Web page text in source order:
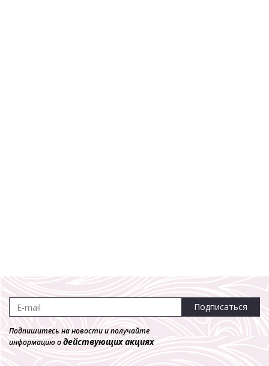
Подписаться
Подпишитесь на новости и получайте
информацию одействующих акциях